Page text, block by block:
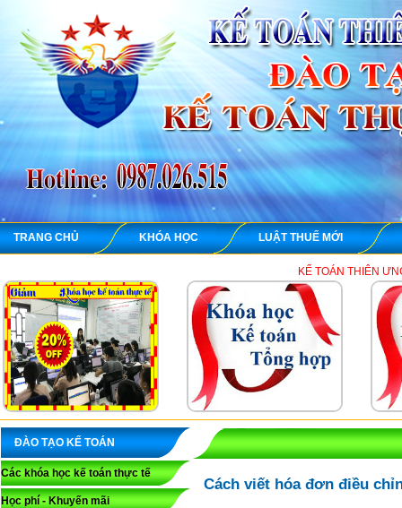
TRANG CHỦ KHÓA HỌC LUẬT THUẾ MỚI
KẾ TOÁN THIÊN ƯNG chuyên
ĐÀO TẠO KẾ TOÁN
Các khóa học kế toán thực tế
Học phí - Khuyến mãi
Cách viết hóa đơn điều